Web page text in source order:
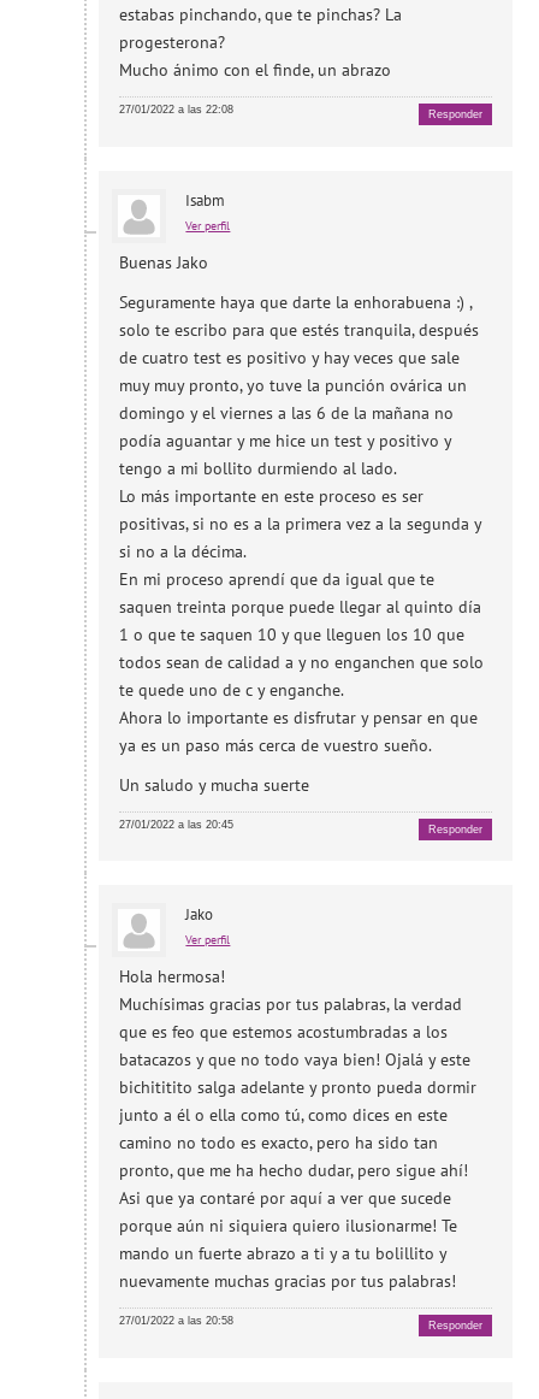
estabas pinchando, que te pinchas? La
progesterona?
Mucho ánimo con el finde, un abrazo
27/01/2022 a las 22:08 Responder
Isabm
Ver perfil
Buenas Jako
Seguramente haya que darte la enhorabuena :) ,
solo te escribo para que estés tranquila, después
de cuatro test es positivo y hay veces que sale
muy muy pronto, yo tuve la punción ovárica un
domingo y el viernes a las 6 de la mañana no
podía aguantar y me hice un test y positivo y
tengo a mi bollito durmiendo al lado.
Lo más importante en este proceso es ser
positivas, si no es a la primera vez a la segunda y
si no a la décima.
En mi proceso aprendí que da igual que te
saquen treinta porque puede llegar al quinto día
1 o que te saquen 10 y que lleguen los 10 que
todos sean de calidad a y no enganchen que solo
te quede uno de c y enganche.
Ahora lo importante es disfrutar y pensar en que
ya es un paso más cerca de vuestro sueño.
Un saludo y mucha suerte
27/01/2022 a las 20:45 Responder
Jako
Ver perfil
Hola hermosa!
Muchísimas gracias por tus palabras, la verdad
que es feo que estemos acostumbradas a los
batacazos y que no todo vaya bien! Ojalá y este
bichititito salga adelante y pronto pueda dormir
junto a él o ella como tú, como dices en este
camino no todo es exacto, pero ha sido tan
pronto, que me ha hecho dudar, pero sigue ahí!
Asi que ya contaré por aquí a ver que sucede
porque aún ni siquiera quiero ilusionarme! Te
mando un fuerte abrazo a ti y a tu bolillito y
nuevamente muchas gracias por tus palabras!
27/01/2022 a las 20:58 Responder